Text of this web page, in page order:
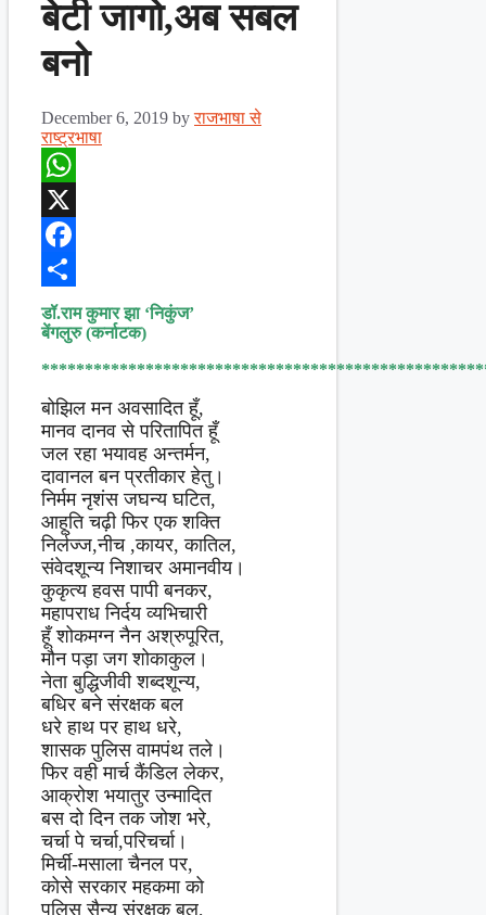
बेटी जागो,अब सबल
बनो
December 6, 2019 byराजभाषा से
राष्ट्रभाषा
WhatsApp
X
Facebook
Share
डॉ.राम कुमार झा ‘निकुंज’
बेंगलुरु (कर्नाटक)
बोझिल मन अवसादित हूँ,
मानव दानव से परितापित हूँ
जल रहा भयावह अन्तर्मन,
दावानल बन प्रतीकार हेतु।
निर्मम नृशंस जघन्य घटित,
आहूति चढ़ी फिर एक शक्ति
निर्लज्ज,नीच ,कायर, कातिल,
संवेदशून्य निशाचर अमानवीय।
कुकृत्य हवस पापी बनकर,
महापराध निर्दय व्यभिचारी
हूँ शोकमग्न नैन अश्रुपूरित,
मौन पड़ा जग शोकाकुल।
नेता बुद्धिजीवी शब्दशून्य,
बधिर बने संरक्षक बल
धरे हाथ पर हाथ धरे,
शासक पुलिस वामपंथ तले।
फिर वही मार्च कैंडिल लेकर,
आक्रोश भयातुर उन्मादित
बस दो दिन तक जोश भरे,
चर्चा पे चर्चा,परिचर्चा।
मिर्ची-मसाला चैनल पर,
कोसे सरकार महकमा को
पुलिस सैन्य संरक्षक बल,